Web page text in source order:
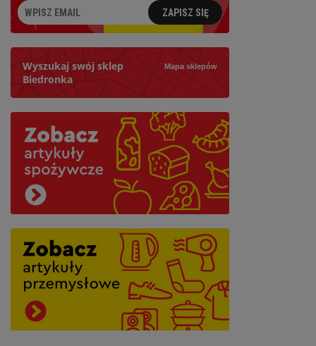
ZAPISZ SIĘ
Wyszukaj swój sklep
Biedronka
Mapa sklepów
Szukaj
Najbliższy: